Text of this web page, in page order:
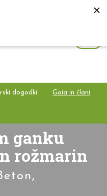
dogodki Gaia in člani
ganku
rožmarin